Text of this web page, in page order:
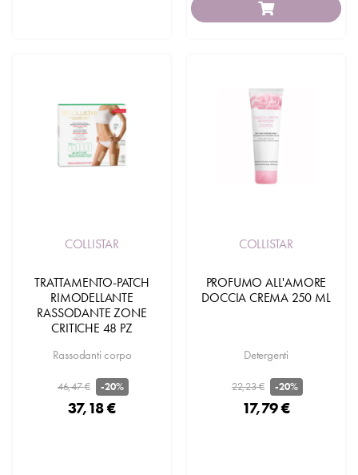
COLLISTAR
TRATTAMENTO-PATCH
RIMODELLANTE
RASSODANTE ZONE
CRITICHE 48 PZ
Rassodanti corpo
46,47 € -20%
37,18 €
COLLISTAR
PROFUMO ALL'AMORE
DOCCIA CREMA 250 ML
Detergenti
22,23 € -20%
17,79 €